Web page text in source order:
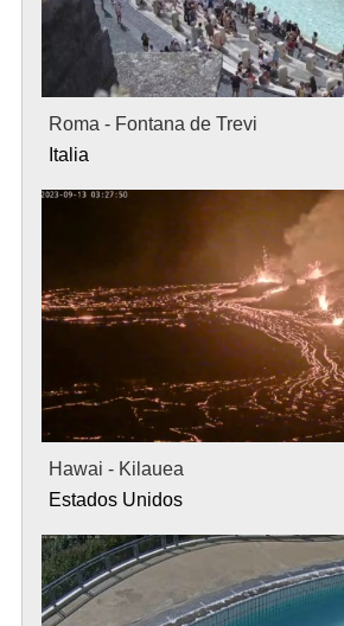
Roma - Fontana de Trevi
Italia
Hawai - Kilauea
Estados Unidos